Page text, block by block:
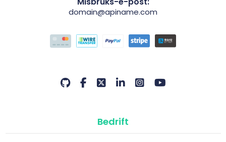
domain@apiname.com
Bedrift